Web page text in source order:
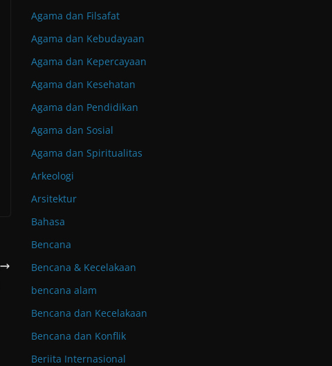
Agama dan Filsafat
Agama dan Kebudayaan
Agama dan Kepercayaan
Agama dan Kesehatan
Agama dan Pendidikan
Agama dan Sosial
Agama dan Spiritualitas
Arkeologi
Arsitektur
Bahasa
Bencana
Bencana & Kecelakaan
bencana alam
Bencana dan Kecelakaan
Bencana dan Konflik
Beriita Internasional